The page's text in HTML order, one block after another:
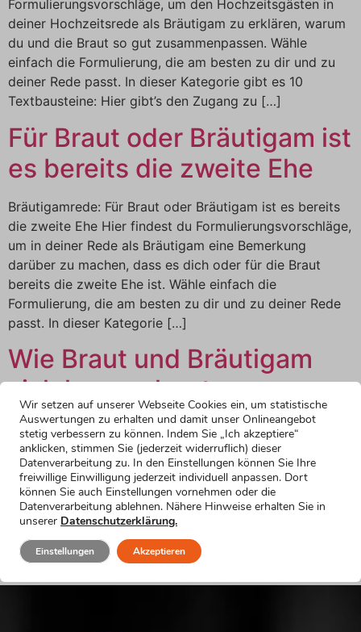
Formulierungsvorschläge, um den Hochzeitsgästen in
deiner Hochzeitsrede als Bräutigam zu erklären, warum
du und die Braut so gut zusammenpassen. Wähle
einfach die Formulierung, die am besten zu dir und zu
deiner Rede passt. In dieser Kategorie gibt es 10
Textbausteine: Hier gibt’s den Zugang zu […]
Für Braut oder Bräutigam ist
es bereits die zweite Ehe
Bräutigamrede: Für Braut oder Bräutigam ist es bereits
die zweite Ehe Hier findest du Formulierungsvorschläge,
um in deiner Rede als Bräutigam eine Bemerkung
darüber zu machen, dass es dich oder für die Braut
bereits die zweite Ehe ist. Wähle einfach die
Formulierung, die am besten zu dir und zu deiner Rede
passt. In dieser Kategorie […]
Wie Braut und Bräutigam
sich kennenlernten
Bräutigamrede: Wie Braut und Bräutigam sich
kennenlernten Hier findest du Formulierungsvorschläge,
um deinen Hochzeitsgästen in deiner Hochzeitsrede als
Bräutigam davon zu erzählen, wie du deine Braut
kennengelernt hast. Wähle einfach die Formulierung, die
am besten zu dir und zu deiner Rede passt. In dieser
Kategorie gibt es 10 Textbausteine: Hier gibt’s den
Zugang zu allen […]
Wir setzen auf unserer Webseite Cookies ein, um statistische
Auswertungen zu erhalten und damit unser Onlineangebot
stetig verbessern zu können. Indem Sie „Ich akzeptiere“
anklicken, stimmen Sie (jederzeit widerruflich) dieser
Datenverarbeitung zu. In den Einstellungen können Sie Ihre
freiwillige Einwilligung jederzeit individuell anpassen. Dort
können Sie auch Einstellungen vornehmen oder die
Datenverarbeitung ablehnen. Nähere Hinweise erhalten Sie in
unserer Datenschutzerklärung.
Akzeptieren
Einstellungen